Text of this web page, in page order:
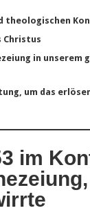
theologischen
Christus
in unserem
um das
im